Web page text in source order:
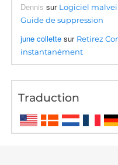
Dennis sur Logiciel
Guide de suppression
june collette sur Retirez
instantanément
Traduction